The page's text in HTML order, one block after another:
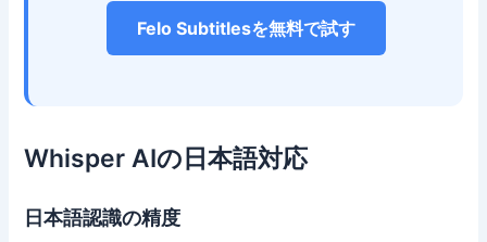
Felo Subtitlesを無料で試す
Whisper AIの日本語対応
日本語認識の精度